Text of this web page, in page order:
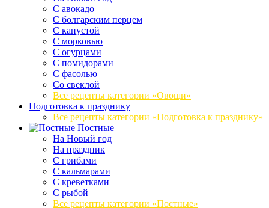
С авокадо
С болгарским перцем
С капустой
С морковью
С огурцами
С помидорами
С фасолью
Со свеклой
Все рецепты категории «Овощи»
Подготовка к празднику
Все рецепты категории «Подготовка к празднику»
Постные
На Новый год
На праздник
С грибами
С кальмарами
С креветками
С рыбой
Все рецепты категории «Постные»